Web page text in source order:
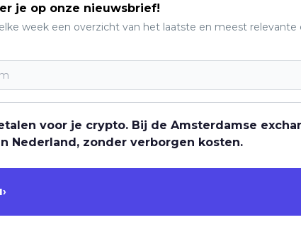
je op onze nieuwsbrief!
week een overzicht van het laatste en meest relevante
voor je crypto. Bij de Amsterdamse
Nederland, zonder verborgen kosten.
›